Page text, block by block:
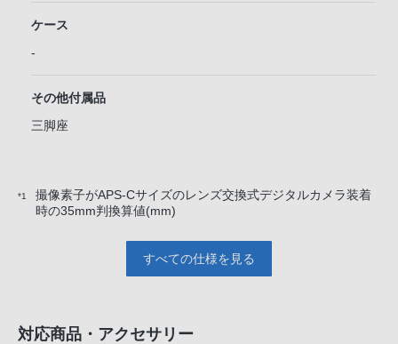
ケース
-
その他付属品
三脚座
*1
撮像素子がAPS-Cサイズのレンズ交換式デジタルカメラ装着
時の35mm判換算値(mm)
すべての仕様を見る
対応商品・アクセサリー